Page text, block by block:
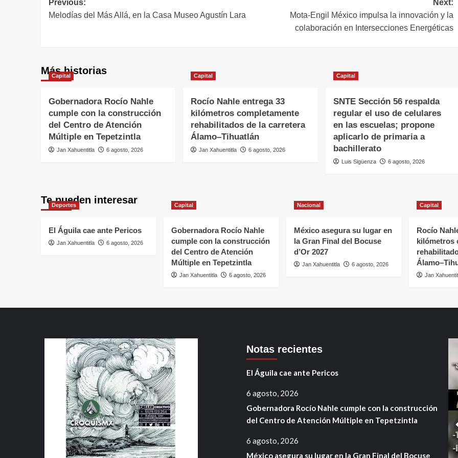
Previous:
Melodías del Más Allá, en la Casa Museo Agustín Lara
Next:
Mota-Engil México impulsa la innovación y la
colaboración en Intersecciones Energéticas
Más historias
Capital
Gobernadora Rocío Nahle
cumple con la construcción
del Centro de Atención
Múltiple en Tepetzintla
Jan Xahuentitla 6 agosto, 2026
Capital
Rocío Nahle entrega 33
kilómetros completamente
rehabilitados de la carretera
Álamo–Tihuatlán
Jan Xahuentitla 6 agosto, 2026
Capital
SNTE Sección 56 respalda
regular el uso de celulares
en las escuelas; propone
aplicarlo de primaria a
bachillerato
Luis Sigüenza 6 agosto, 2026
Te pueden interesar
Deportes
El Águila cae ante Pericos
Jan Xahuentitla 6 agosto, 2026
Capital
Gobernadora Rocío Nahle
cumple con la construcción
del Centro de Atención
Múltiple en Tepetzintla
Jan Xahuentitla 6 agosto, 2026
Nacional
México asegura su lugar en
la Gran Final del Bocuse
d’Or 2027
Jan Xahuentitla 6 agosto, 2026
Capital
Rocío
kilómetros
Jan
Notas recientes
El Águila cae ante Pericos
6 agosto, 2026
Gobernadora Rocío Nahle cumple con la construcción
del Centro de Atención Múltiple en Tepetzintla
6 agosto, 2026
México asegura su lugar en la Gran Final del Bocuse